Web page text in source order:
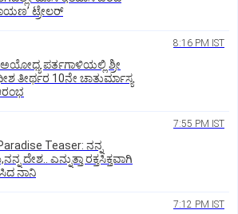
ಟ್ರೇಲರ್
8:16 PM IST
ಅಯೋಧ್ಯ ಪರ್ತಗಾಳಿಯಲ್ಲಿ ಶ್ರೀ
ತೀರ್ಥರ 10ನೇ ಚಾತುರ್ಮಾಸ್ಯ
7:55 PM IST
Teaser: ನನ್ನ
ದೇಶ.. ಎನ್ನುತ್ತಾ ರಕ್ತಸಿಕ್ತವಾಗಿ
ನಾನಿ
7:12 PM IST